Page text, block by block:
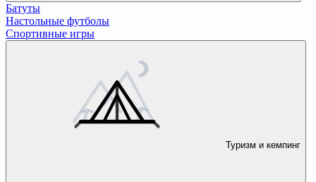
Батуты
Настольные футболы
Спортивные игры
Туризм и кемпинг